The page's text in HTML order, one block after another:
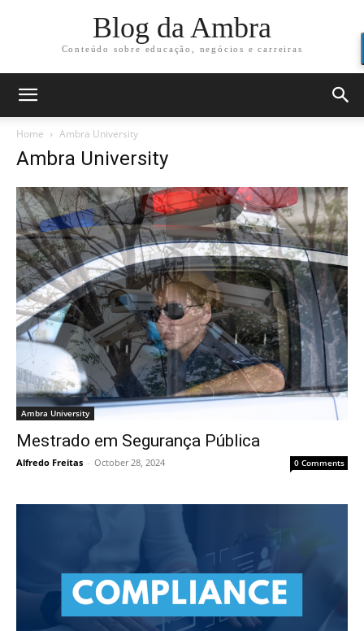
Blog da Ambra
Conteúdo sobre educação, negócios e carreiras
Home Ambra University
Ambra University
Ambra University
Mestrado em Segurança Pública
Alfredo Freitas - October 28, 2024 0 Comments